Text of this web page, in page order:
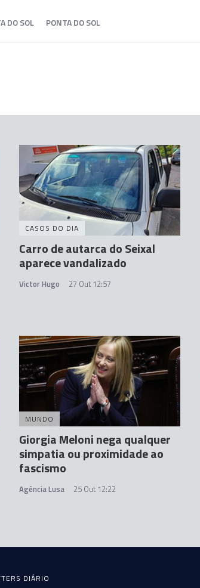
DO SOL PONTA DO SOL
CASOS DO DIA
Carro de autarca do Seixal
aparece vandalizado
Victor Hugo 27 Out 12:57
MUNDO
Giorgia Meloni nega qualquer
simpatia ou proximidade ao
fascismo
Agência Lusa 25 Out 12:22
DIÁRIO